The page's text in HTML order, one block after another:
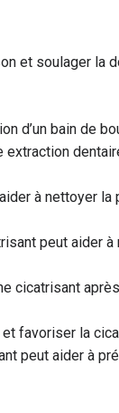
et soulager la
d’un bain de
extraction
à nettoyer
peut aider
cicatrisant
favoriser la
peut aider à